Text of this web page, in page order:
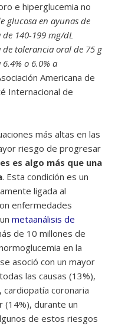
e hiperglucemia no
glucosa en ayunas de
140-199 mg/dL
tolerancia oral de 75 g
o 6.0% a
Americana de
Internacional de
más altas en las
riesgo de progresar
es algo más que una
. Esta condición es un
ligada al
enfermedades
metaanálisis de
de 10 millones de
en la
asoció con un mayor
las causas (13%),
coronaria
(14%), durante un
de estos riesgos